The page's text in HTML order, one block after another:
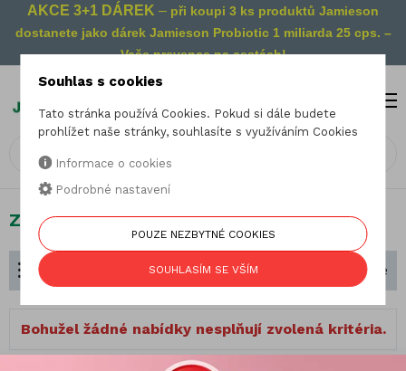
AKCE 3+1 DÁREK – při koupi 3 ks produktů Jamieson
dostanete jako dárek Jamieson Probiotic 1 miliarda 25 cps. –
Vaše prevence na cestách!
0
Zdraví dětí
Seřadit podle
Dělení podle zaměření
Bohužel žádné nabídky nesplňují zvolená kritéria.
Souhlas s cookies
Tato stránka používá Cookies. Pokud si dále budete
prohlížet naše stránky, souhlasíte s využíváním Cookies
Informace o cookies
Podrobné nastavení
POUZE NEZBYTNÉ COOKIES
SOUHLASÍM SE VŠÍM